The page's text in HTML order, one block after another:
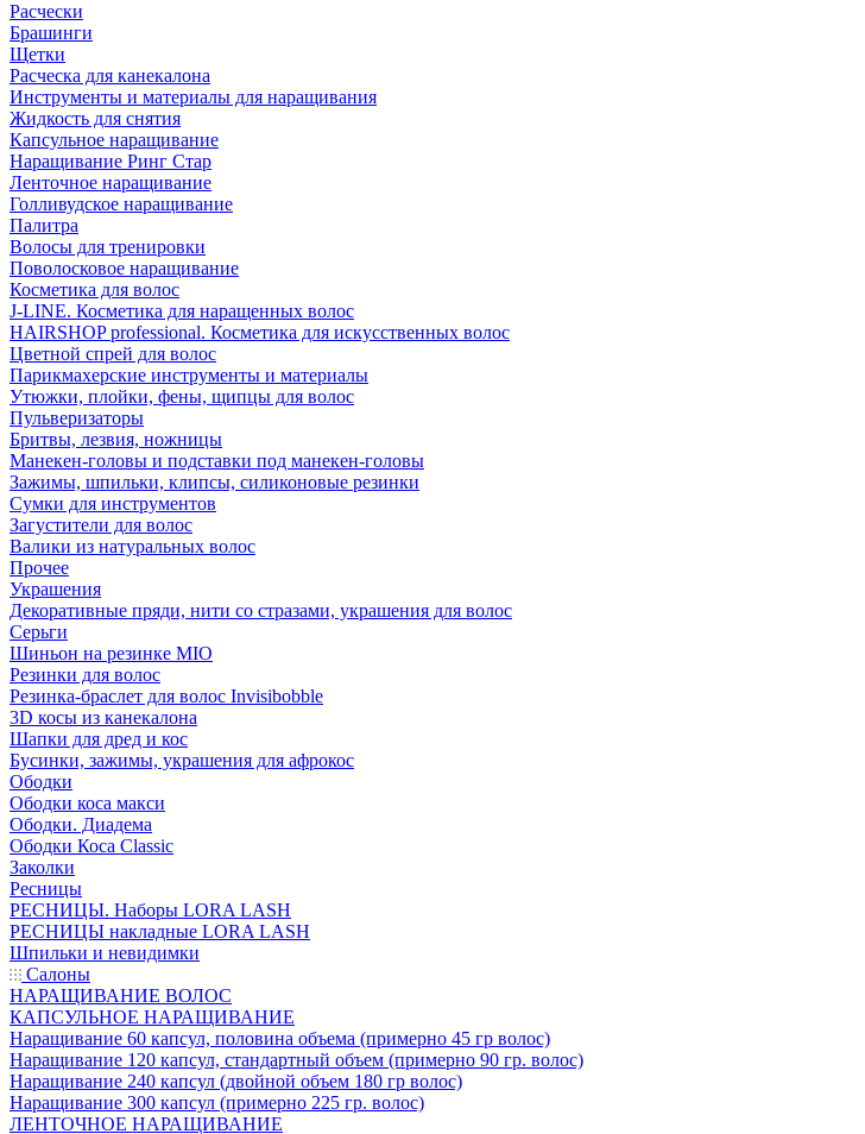
Расчески
Брашинги
Щетки
Расческа для канекалона
Инструменты и материалы для наращивания
Жидкость для снятия
Капсульное наращивание
Наращивание Ринг Стар
Ленточное наращивание
Голливудское наращивание
Палитра
Волосы для тренировки
Поволосковое наращивание
Косметика для волос
J-LINE. Косметика для наращенных волос
HAIRSHOP professional. Косметика для искусственных волос
Цветной спрей для волос
Парикмахерские инструменты и материалы
Утюжки, плойки, фены, щипцы для волос
Пульверизаторы
Бритвы, лезвия, ножницы
Манекен-головы и подставки под манекен-головы
Зажимы, шпильки, клипсы, силиконовые резинки
Сумки для инструментов
Загустители для волос
Валики из натуральных волос
Прочее
Украшения
Декоративные пряди, нити со стразами, украшения для волос
Серьги
Шиньон на резинке MIO
Резинки для волос
Резинка-браслет для волос Invisibobble
3D косы из канекалона
Шапки для дред и кос
Бусинки, зажимы, украшения для афрокос
Ободки
Ободки коса макси
Ободки. Диадема
Ободки Коса Classic
Заколки
Ресницы
РЕСНИЦЫ. Наборы LORA LASH
РЕСНИЦЫ накладные LORA LASH
Шпильки и невидимки
Салоны
НАРАЩИВАНИЕ ВОЛОС
КАПСУЛЬНОЕ НАРАЩИВАНИЕ
Наращивание 60 капсул, половина объема (примерно 45 гр волос)
Наращивание 120 капсул, стандартный объем (примерно 90 гр. волос)
Наращивание 240 капсул (двойной объем 180 гр волос)
Наращивание 300 капсул (примерно 225 гр. волос)
ЛЕНТОЧНОЕ НАРАЩИВАНИЕ